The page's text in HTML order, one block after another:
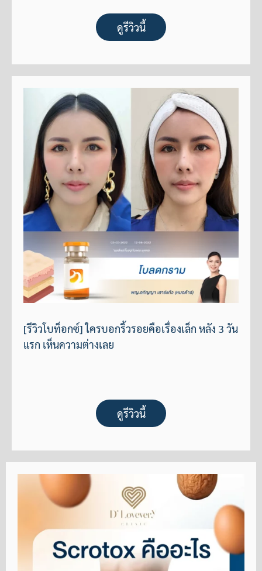
ดูรีวิวนี้
[รีวิวโบท็อกซ์] ใครบอกริ้วรอยคือเรื่องเล็ก หลัง 3 วัน
แรก เห็นความต่างเลย
ดูรีวิวนี้